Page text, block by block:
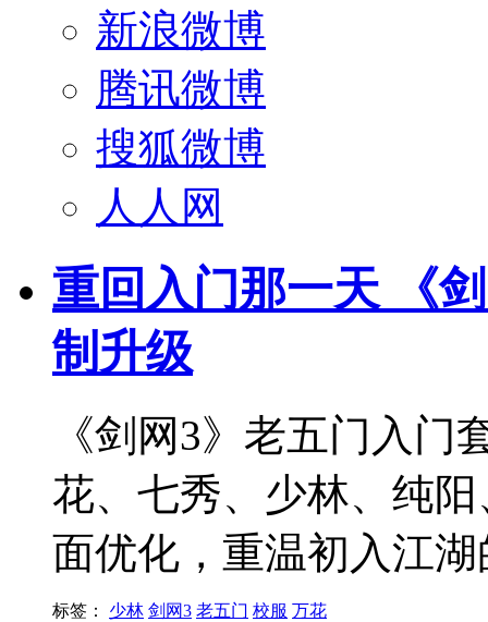
新浪微博
腾讯微博
搜狐微博
人人网
重回入门那一天 《
制升级
《剑网3》老五门入门
花、七秀、少林、纯
面优化，重温初入江
标签： 少林 剑网3 老五门 校服 万花